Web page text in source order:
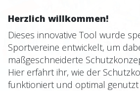
Herzlich willkommen!
Dieses innovative Tool wurde
Sportvereine entwickelt, um
maßgeschneiderte
Hier erfahrt ihr, wie der
funktioniert und optimal genutzt